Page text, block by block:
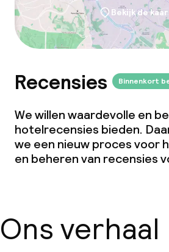
Bekijk de
Recensies Binnenkort
We willen waardevolle en
hotelrecensies bieden.
we een nieuw proces voor
en beheren van recensies
Ons verhaal